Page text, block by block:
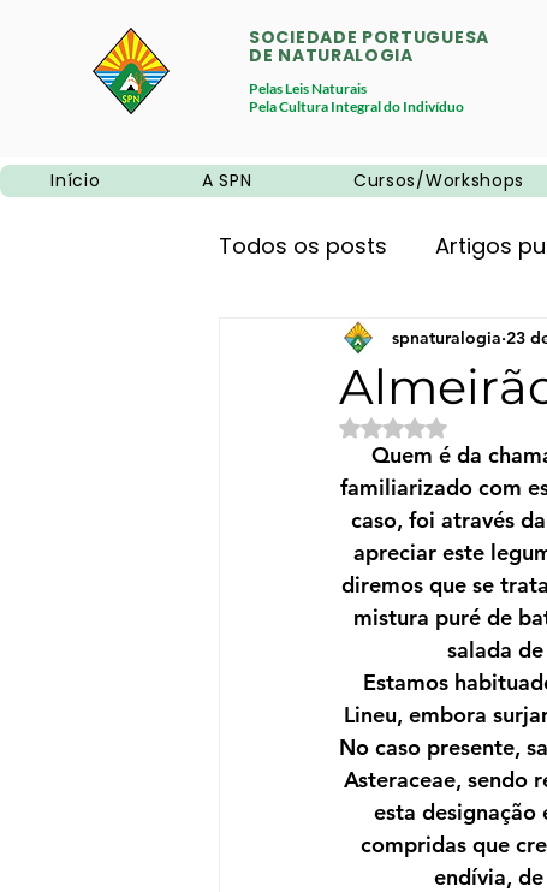
Pelas Leis Naturais
Pela Cultura Integral do Indivíduo
SOCIEDADE PORTUGUESA
DE NATURALOGIA
Início A SPN Cursos/Workshops
Todos os posts Artigos
Promoções
Alimentação natural
Educação Sem
Almoços Convívio
Revista Vida Sã Yoga
Visitas Culturais
spnaturalogia 23
Avaliado com NaN
Quem é da
familiarizado com
caso, foi através
apreciar este
diremos que se
mistura puré de
salada
Estamos
Lineu, embora
No caso presente,
Asteraceae, sendo
esta designação
compridas que
endívia,